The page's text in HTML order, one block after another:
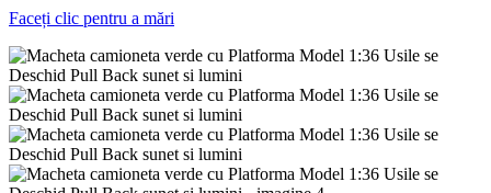
Faceți clic pentru a mări